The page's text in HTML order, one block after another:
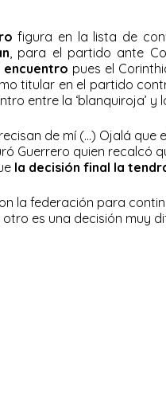
figura en la lista de
, para el partido ante
pues el
titular en el partido
entre la ‘blanquiroja’ y
de mí (…) Ojalá que
Guerrero quien recalcó
la decisión final la
la federación para
es una decisión muy